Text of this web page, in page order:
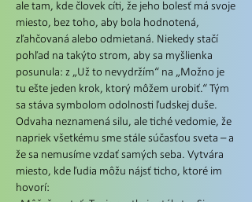
ale tam, kde človek cíti, že jeho bolesť má svoje
miesto, bez toho, aby bola hodnotená,
zľahčovaná alebo odmietaná. Niekedy stačí
pohľad na takýto strom, aby sa myšlienka
posunula: z „Už to nevydržím“ na „Možno je
tu ešte jeden krok, ktorý môžem urobiť.“ Tým
sa stáva symbolom odolnosti ľudskej duše.
Odvaha neznamená silu, ale tiché vedomie, že
napriek všetkému sme stále súčasťou sveta – a
že sa nemusíme vzdať samých seba. Vytvára
miesto, kde ľudia môžu nájsť ticho, ktoré im
hovorí: